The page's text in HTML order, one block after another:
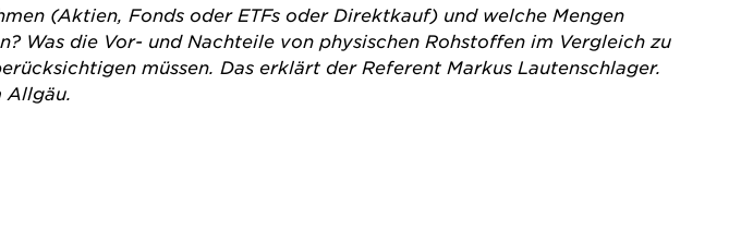
(Aktien, Fonds oder ETFs oder Direktkauf) und welche Mengen
Was die Vor- und Nachteile von physischen Rohstoffen im Vergleich zu
müssen. Das erklärt der Referent Markus Lautenschlager.
Allgäu.